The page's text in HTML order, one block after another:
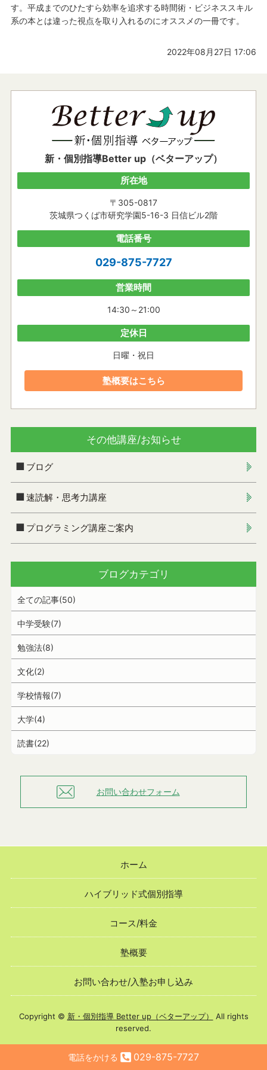
す。平成までのひたすら効率を追求する時間術・ビジネススキル
系の本とは違った視点を取り入れるのにオススメの一冊です。
2022年08月27日 17:06
新・個別指導Better up（ベターアップ）
所在地
〒305-0817
茨城県つくば市研究学園5-16-3 日信ビル2階
電話番号
029-875-7727
営業時間
14:30～21:00
定休日
日曜・祝日
塾概要はこちら
その他講座/お知らせ
ブログ
速読解・思考力講座
プログラミング講座ご案内
ブログカテゴリ
全ての記事(50)
中学受験(7)
勉強法(8)
文化(2)
学校情報(7)
大学(4)
読書(22)
お問い合わせフォーム
電話をかける 029-875-7727
ホーム
ハイブリッド式個別指導
コース/料金
塾概要
お問い合わせ/入塾お申し込み
Copyright © 新・個別指導 Better up（ベターアップ）
All rights
reserved.